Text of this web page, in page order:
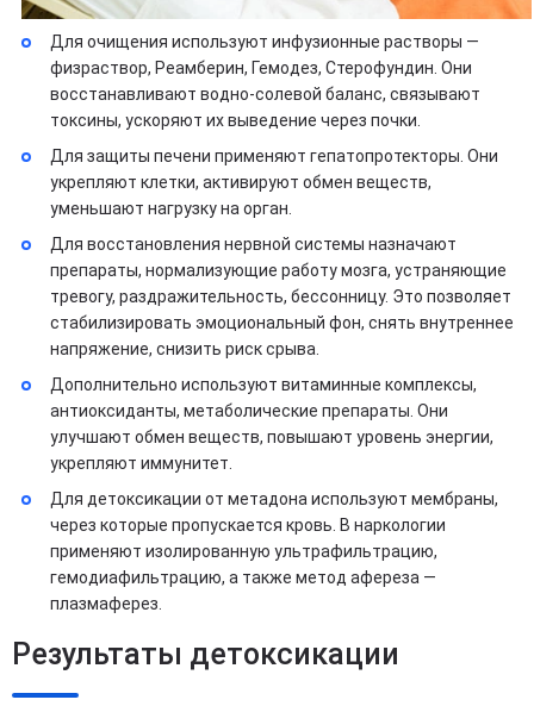
Для очищения используют инфузионные растворы —
физраствор, Реамберин, Гемодез, Стерофундин. Они
восстанавливают водно-солевой баланс, связывают
токсины, ускоряют их выведение через почки.
Для защиты печени применяют гепатопротекторы. Они
укрепляют клетки, активируют обмен веществ,
уменьшают нагрузку на орган.
Для восстановления нервной системы назначают
препараты, нормализующие работу мозга, устраняющие
тревогу, раздражительность, бессонницу. Это позволяет
стабилизировать эмоциональный фон, снять внутреннее
напряжение, снизить риск срыва.
Дополнительно используют витаминные комплексы,
антиоксиданты, метаболические препараты. Они
улучшают обмен веществ, повышают уровень энергии,
укрепляют иммунитет.
Для детоксикации от метадона используют мембраны,
через которые пропускается кровь. В наркологии
применяют изолированную ультрафильтрацию,
гемодиафильтрацию, а также метод афереза —
плазмаферез.
Результаты детоксикации